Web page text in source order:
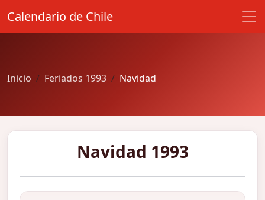
Calendario de Chile
Inicio Feriados 1993 Navidad
Navidad 1993